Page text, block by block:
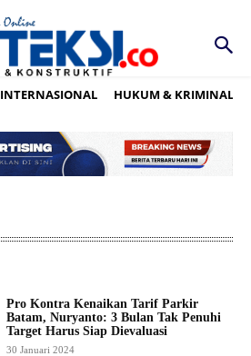
INTERNASIONAL HUKUM & KRIMINAL
Pro Kontra Kenaikan Tarif Parkir
Batam, Nuryanto: 3 Bulan Tak Penuhi
Target Harus Siap Dievaluasi
30 Januari 2024